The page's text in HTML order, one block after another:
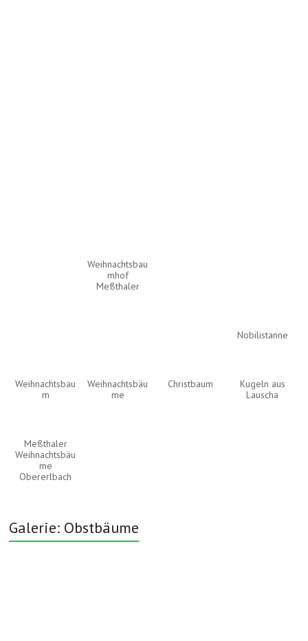
Weihnachtsbau
mhof
Meßthaler
Nobilistanne
Weihnachtsbau
m
Weihnachtsbäu
me
Christbaum
Kugeln aus
Lauscha
Meßthaler
Weihnachtsbäu
me
Obererlbach
Galerie: Obstbäume